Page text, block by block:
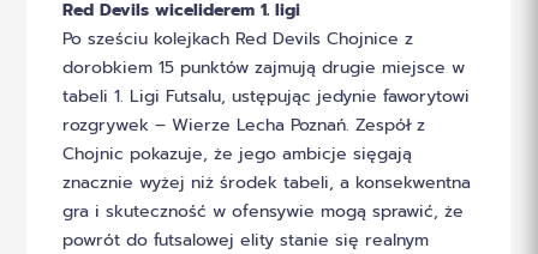
Red Devils wiceliderem 1. ligi
Po sześciu kolejkach Red Devils Chojnice z
dorobkiem 15 punktów zajmują drugie miejsce w
tabeli 1. Ligi Futsalu, ustępując jedynie faworytowi
rozgrywek – Wierze Lecha Poznań. Zespół z
Chojnic pokazuje, że jego ambicje sięgają
znacznie wyżej niż środek tabeli, a konsekwentna
gra i skuteczność w ofensywie mogą sprawić, że
powrót do futsalowej elity stanie się realnym